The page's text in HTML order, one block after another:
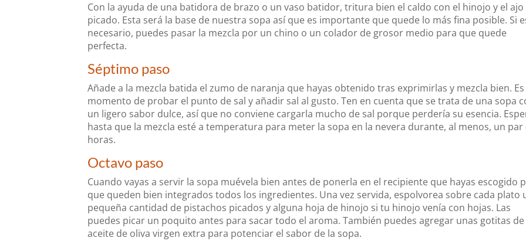
Con la ayuda de una batidora de brazo o un vaso batidor, tritura bien el caldo con el hinojo y el ajo
picado. Esta será la base de nuestra sopa así que es importante que quede lo más fina posible. Si
necesario, puedes pasar la mezcla por un chino o un colador de grosor medio para que quede
perfecta.
Séptimo paso
Añade a la mezcla batida el zumo de naranja que hayas obtenido tras exprimirlas y mezcla bien. Es
momento de probar el punto de sal y añadir sal al gusto. Ten en cuenta que se trata de una sopa
un ligero sabor dulce, así que no conviene cargarla mucho de sal porque perdería su esencia.
hasta que la mezcla esté a temperatura para meter la sopa en la nevera durante, al menos, un par
horas.
Octavo paso
Cuando vayas a servir la sopa muévela bien antes de ponerla en el recipiente que hayas escogido
que queden bien integrados todos los ingredientes. Una vez servida, espolvorea sobre cada plato
pequeña cantidad de pistachos picados y alguna hoja de hinojo si tu hinojo venía con hojas. Las
puedes picar un poquito antes para sacar todo el aroma. También puedes agregar unas gotitas de
aceite de oliva virgen extra para potenciar el sabor de la sopa.